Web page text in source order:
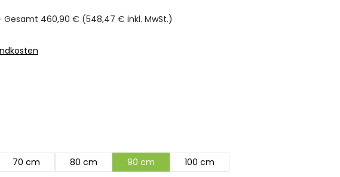
· Gesamt 460,90 € (548,47 € inkl. MwSt.)
5 von 5 Sternen
70 cm 80 cm 90 cm 100 cm